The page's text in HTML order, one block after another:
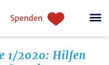
Spenden
1/2020: Hilfen